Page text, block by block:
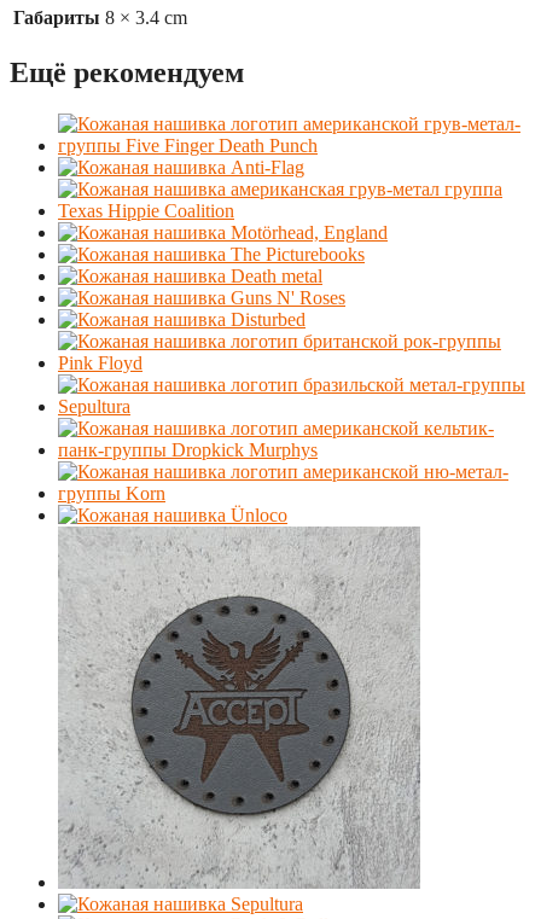
Габариты 8 × 3.4 cm
Ещё рекомендуем